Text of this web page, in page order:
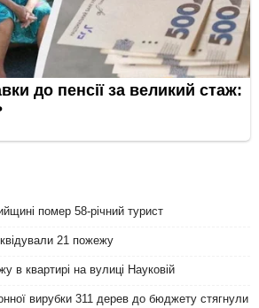
помер 58-річний турист
21 пожежу
в квартирі на вулиці Науковій
вирубки 311 дерев до бюджету стягнули